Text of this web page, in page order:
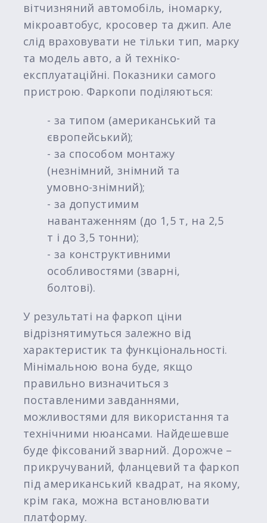
вітчизняний автомобіль, іномарку,
мікроавтобус, кросовер та джип. Але
слід враховувати не тільки тип, марку
та модель авто, а й техніко-
експлуатаційні. Показники самого
пристрою. Фаркопи поділяються:
- за типом (американський та
європейський);
- за способом монтажу
(незнімний, знімний та
умовно-знімний);
- за допустимим
навантаженням (до 1,5 т, на 2,5
т і до 3,5 тонни);
- за конструктивними
особливостями (зварні,
болтові).
У результаті на фаркоп ціни
відрізнятимуться залежно від
характеристик та функціональності.
Мінімальною вона буде, якщо
правильно визначиться з
поставленими завданнями,
можливостями для використання та
технічними нюансами. Найдешевше
буде фіксований зварний. Дорожче –
прикручуваний, фланцевий та фаркоп
під американський квадрат, на якому,
крім гака, можна встановлювати
платформу.